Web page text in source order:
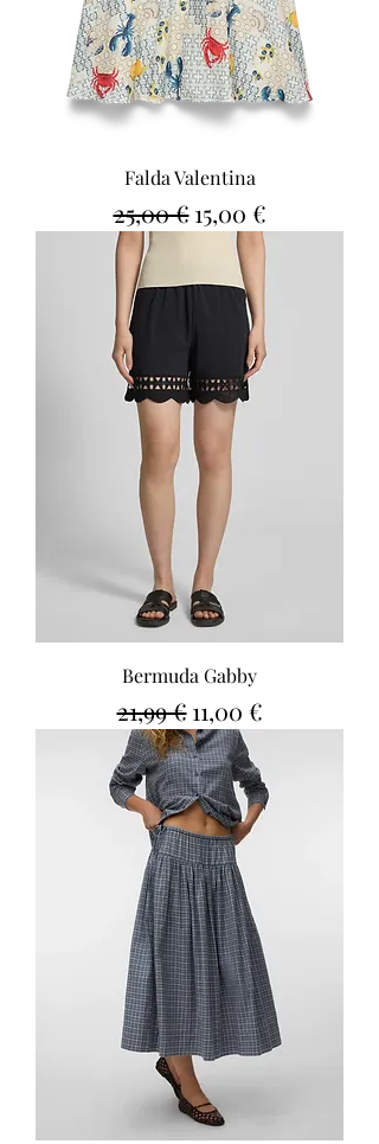
Falda Valentina
Precio
25,00 € Precio de oferta
15,00 €
Bermuda Gabby
Precio
21,99 € Precio de oferta
11,00 €